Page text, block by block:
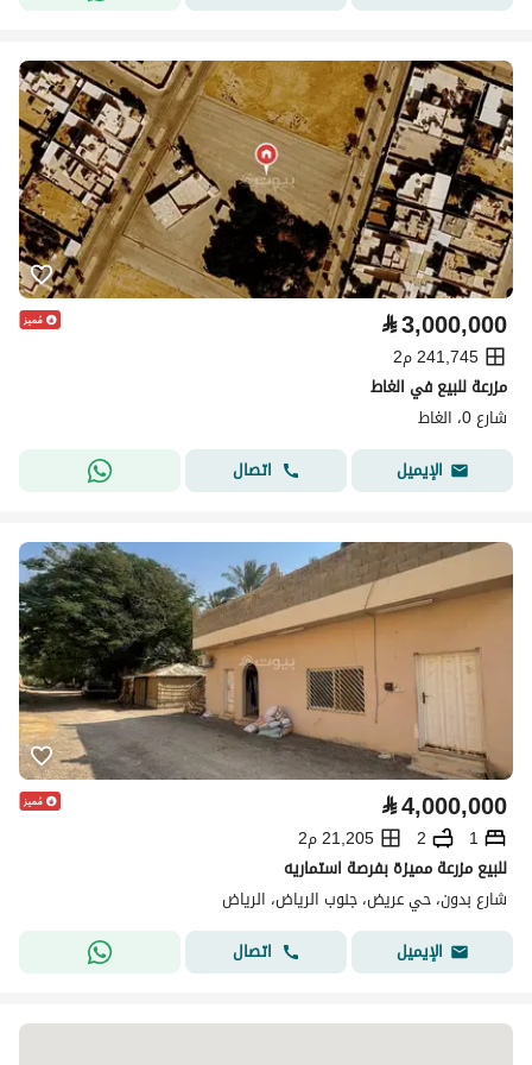
⃁3,000,000
241,745 م2
مزرعة للبيع في الغاط
شارع 0، الغاط
الإيميل
اتصال
⃁4,000,000
1
2
21,205 م2
للبيع مزرعة مميزة بفرصة استماريه
شارع بدون، حي عريض، جنوب الرياض، الرياض
الإيميل
اتصال